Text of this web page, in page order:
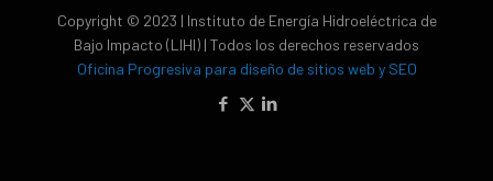
Copyright © 2023 | Instituto de Energía Hidroeléctrica de
Bajo Impacto (LIHI) | Todos los derechos reservados
Oficina Progresiva para diseño de sitios web y SEO